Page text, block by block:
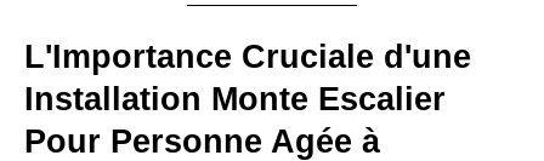
L'Importance Cruciale d'une
Installation Monte Escalier
Pour Personne Agée à